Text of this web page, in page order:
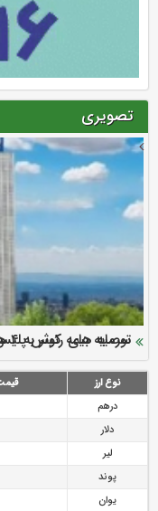
تصویری
ارزش سهام عدالت بالا
سرمایه بیمه کوثر به ۴ همت می‌رسد
نود ثانیه با فولاد سنگان
تقدیر دبیرکل سندیکای
رازی
توصیه های رئیس
پیشگیری از سرقت های
نوع ارز
درهم
دلار
لیر
پوند
یوان